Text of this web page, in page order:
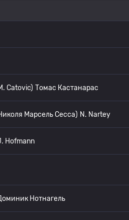
Catovic) Томас Кастанарас
Марсель Сесса) N. Nartey
Hofmann
Нотнагель